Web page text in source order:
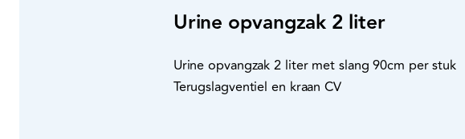
Urine opvangzak 2 liter
Urine opvangzak 2 liter met slang 90cm per stuk
Terugslagventiel en kraan CV